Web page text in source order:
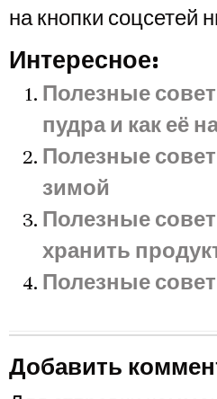
на кнопки соцсетей
Интересное:
Полезные
пудра и как её
Полезные
зимой
Полезные
хранить
Полезные
Добавить